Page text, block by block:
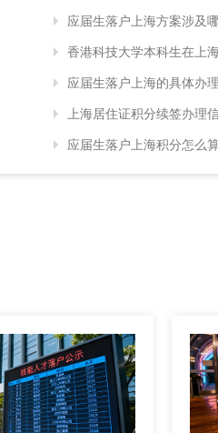
应届生落户上海方案涉及
香港科技大学本科生在上
应届生落户上海的具体办
上海居住证积分续签办理
应届生落户上海积分怎么